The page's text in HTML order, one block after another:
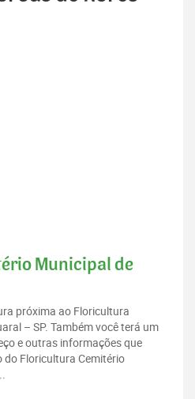
Municipal de
próxima ao Floricultura
– SP. Também você terá um
e outras informações que
do Floricultura Cemitério